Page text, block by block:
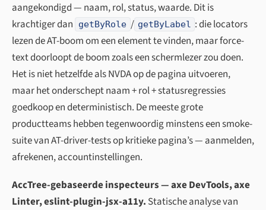
aangekondigd — naam, rol, status, waarde. Dit is
krachtiger dan
getByRole / getByLabel : die locators
lezen de AT-boom om een element te vinden, maar force-
text doorloopt de boom zoals een schermlezer zou doen.
Het is niet hetzelfde als NVDA op de pagina uitvoeren,
maar het onderschept naam + rol + statusregressies
goedkoop en deterministisch. De meeste grote
productteams hebben tegenwoordig minstens een smoke-
suite van AT-driver-tests op kritieke pagina’s — aanmelden,
afrekenen, accountinstellingen.
AccTree-gebaseerde inspecteurs — axe DevTools, axe
Linter, eslint-plugin-jsx-a11y. Statische analyse van